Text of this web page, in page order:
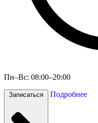
Пн–Вс: 08:00–20:00
Записаться Подробнее